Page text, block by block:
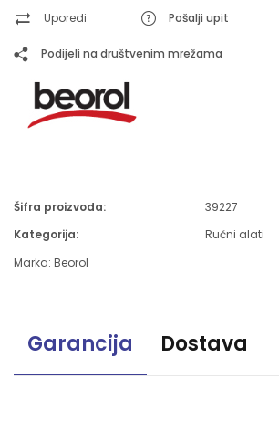
Uporedi Pošalji upit
Podijeli na društvenim mrežama
Šifra proizvoda:
39227
Kategorija:
Ručni alati
Marka: Beorol
Garancija Dostava